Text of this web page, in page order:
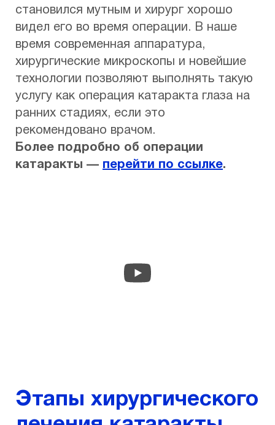
становился мутным и хирург хорошо
видел его во время операции. В наше
время современная аппаратура,
хирургические микроскопы и новейшие
технологии позволяют выполнять такую
услугу как операция катаракта глаза на
ранних стадиях, если это
рекомендовано врачом.
Более подробно об операции
катаракты — перейти по ссылке.
Этапы хирургического